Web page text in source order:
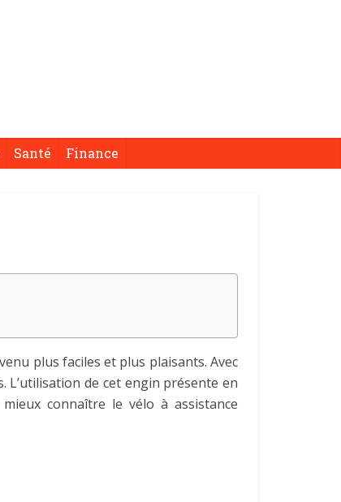
Santé Finance
plus faciles et plus plaisants. Avec
de cet engin présente en
connaître le vélo à assistance